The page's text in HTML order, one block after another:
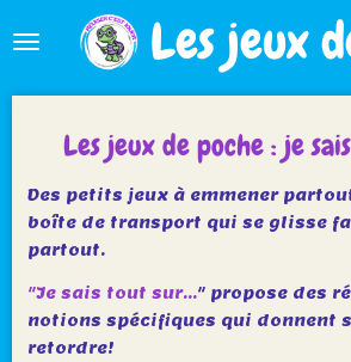
au
Les jeux
Les jeux de poche : je
Des petits jeux à emmener
boîte de transport qui se glisse
partout.
"Je sais tout sur..." propose des
notions spécifiques qui donnent
retordre!